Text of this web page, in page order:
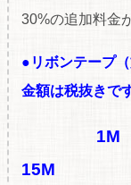
30%の追加料金
●リボンテープ
金額は税抜きで
1M
15M